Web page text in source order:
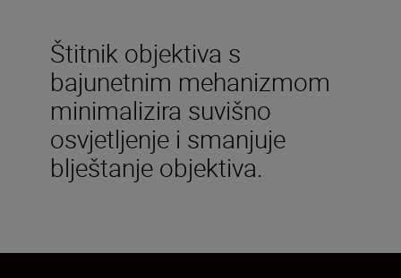
Štitnik objektiva s
bajunetnim mehanizmom
minimalizira suvišno
osvjetljenje i smanjuje
blještanje objektiva.